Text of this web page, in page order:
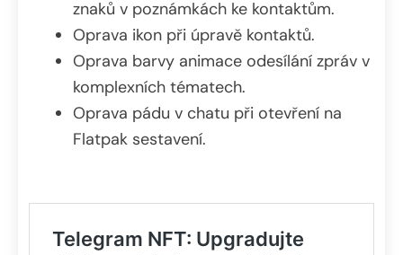
znaků v poznámkách ke kontaktům.
Oprava ikon při úpravě kontaktů.
Oprava barvy animace odesílání zpráv v
komplexních tématech.
Oprava pádu v chatu při otevření na
Flatpak sestavení.